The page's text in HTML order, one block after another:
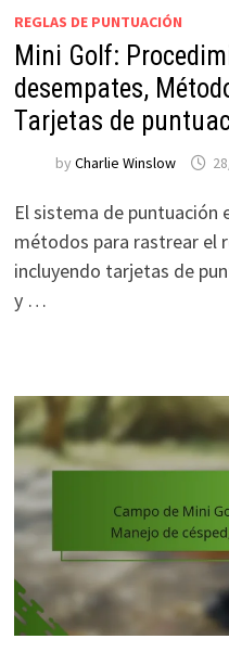
REGLAS DE PUNTUACIÓN
Mini Golf:
desempates,
Tarjetas de
by Charlie Winslow
El sistema de puntuación
métodos para rastrear el
incluyendo tarjetas de
y …